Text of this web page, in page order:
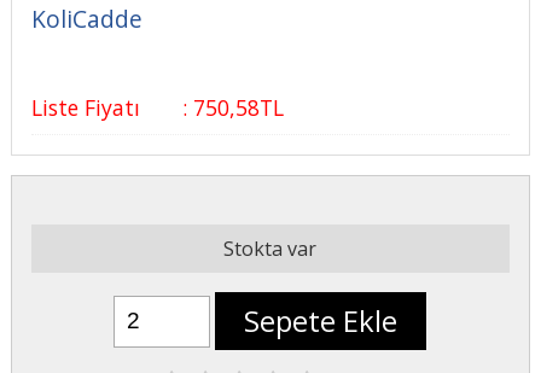
KoliCadde
Liste Fiyatı : 750,58TL
Stokta var
Sepete Ekle